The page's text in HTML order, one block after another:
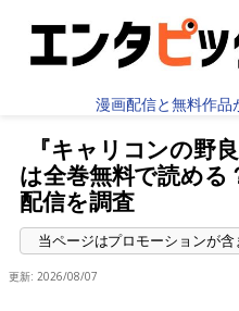
漫画配信と無料作品
『キャリコンの野
は全巻無料で読め
配信を調査
更新: 2026/08/07